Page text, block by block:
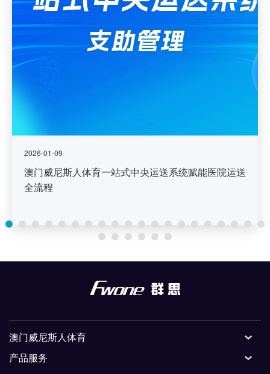
2026-01-09
澳门威尼斯人体育一站式中央运送系统赋能医院运送
全流程
澳门威尼斯人体育
产品服务